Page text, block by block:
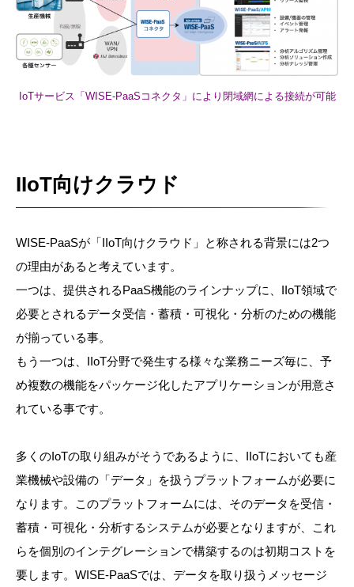
IoTサービス「WISE-PaaSコネクタ」により閉域網による接続が可能
IIoT向けクラウド
WISE-PaaSが「IIoT向けクラウド」と称される背景には2つ
の理由があると考えています。
一つは、提供されるPaaS機能のラインナップに、IIoT領域で
必要とされるデータ受信・蓄積・可視化・分析のための機能
が揃っている事。
もう一つは、IIoT分野で発生する様々な業務ニーズ毎に、予
め複数の機能をパッケージ化したアプリケーションが用意さ
れている事です。
多くのIoTの取り組みがそうであるように、IIoTにおいても産
業機械や設備の「データ」を扱うプラットフォームが必要に
なります。このプラットフォームには、そのデータを受信・
蓄積・可視化・分析するシステムが必要となりますが、これ
らを個別のインテグレーションで構築するのは初期コストを
要します。WISE-PaaSでは、データを取り扱うメッセージ